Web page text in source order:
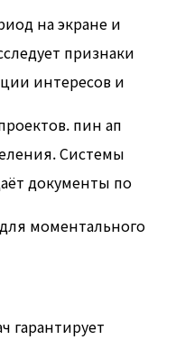
на экране и
признаки
интересов и
пин ап
Системы
документы по
моментального
гарантирует